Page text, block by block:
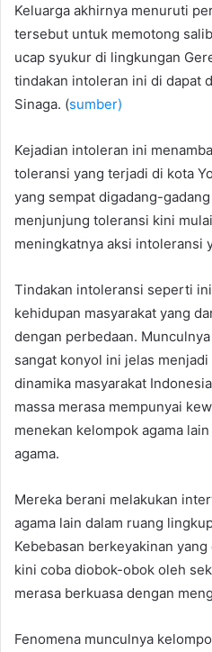
Keluarga akhirnya menuruti
tersebut untuk memotong
ucap syukur di lingkungan
tindakan intoleran ini di dapat
Sinaga. (sumber)
Kejadian intoleran ini
toleransi yang terjadi di kota
yang sempat digadang-
menjunjung toleransi kini
meningkatnya aksi intoleransi
Tindakan intoleransi seperti
kehidupan masyarakat yang
dengan perbedaan.
sangat konyol ini jelas
dinamika masyarakat
massa merasa mempunyai
menekan kelompok agama
agama.
Mereka berani melakukan
agama lain dalam ruang
Kebebasan berkeyakinan
kini coba diobok-obok oleh
merasa berkuasa dengan
Fenomena munculnya